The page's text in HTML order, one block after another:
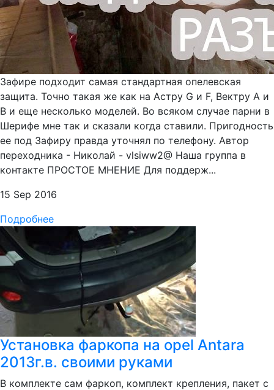
Зафире подходит самая стандартная опелевская
защита. Точно такая же как на Астру G и F, Вектру A и
B и еще несколько моделей. Во всяком случае парни в
Шерифе мне так и сказали когда ставили. Пригодность
ее под Зафиру правда уточнял по телефону. Автор
переходника - Николай - vlsiww2@ Наша группа в
контакте ПРОСТОЕ МНЕНИЕ Для поддерж...
15 Sep 2016
Подробнее
Установка фаркопа на opel Antara
2013г.в. своими руками
В комплекте сам фаркоп, комплект крепления, пакет с